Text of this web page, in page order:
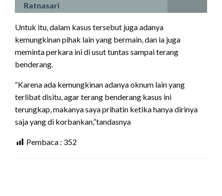
Ratnasari
Untuk itu, dalam kasus tersebut juga adanya
kemungkinan pihak lain yang bermain, dan ia juga
meminta perkara ini di usut tuntas sampai terang
benderang.
“Karena ada kemungkinan adanya oknum lain yang
terlibat disitu, agar terang benderang kasus ini
terungkap, makanya saya prihatin ketika hanya dirinya
saja yang di korbankan,”tandasnya
Pembaca : 352